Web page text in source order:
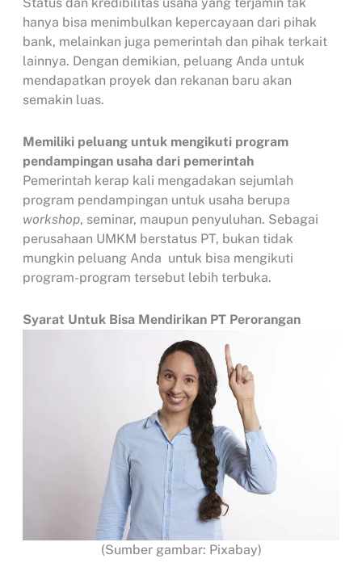
hanya bisa menimbulkan kepercayaan dari pihak
bank, melainkan juga pemerintah dan pihak terkait
lainnya. Dengan demikian, peluang Anda untuk
mendapatkan proyek dan rekanan baru akan
semakin luas.
Memiliki peluang untuk mengikuti program
pendampingan usaha dari pemerintah
Pemerintah kerap kali mengadakan sejumlah
program pendampingan untuk usaha berupa
workshop, seminar, maupun penyuluhan. Sebagai
perusahaan UMKM berstatus PT, bukan tidak
mungkin peluang Anda untuk bisa mengikuti
program-program tersebut lebih terbuka.
Syarat Untuk Bisa Mendirikan PT Perorangan
(Sumber gambar: Pixabay)